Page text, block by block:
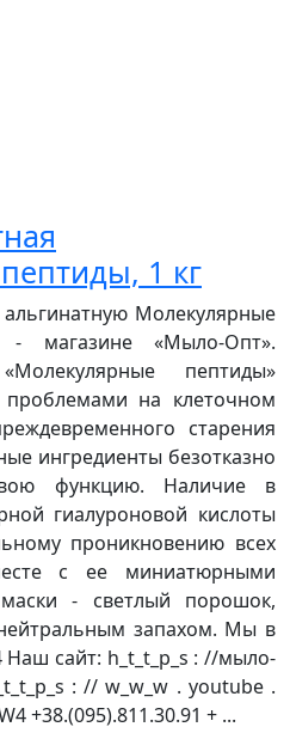
1 кг
Молекулярные
магазине «Мыло-Опт».
пептиды»
на клеточном
старения
ингредиенты безотказно
функцию. Наличие в
гиалуроновой кислоты
проникновению всех
с ее миниатюрными
- светлый порошок,
запахом. Мы в
Наш сайт: h_t_t_p_s : //мыло-
: // w_w_w . youtube .
+38.(095).811.30.91 + ...